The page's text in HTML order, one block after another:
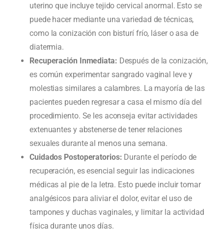
uterino que incluye tejido cervical anormal. Esto se
puede hacer mediante una variedad de técnicas,
como la conización con bisturí frío, láser o asa de
diatermia.
Recuperación Inmediata: Después de la conización,
es común experimentar sangrado vaginal leve y
molestias similares a calambres. La mayoría de las
pacientes pueden regresar a casa el mismo día del
procedimiento. Se les aconseja evitar actividades
extenuantes y abstenerse de tener relaciones
sexuales durante al menos una semana.
Cuidados Postoperatorios: Durante el período de
recuperación, es esencial seguir las indicaciones
médicas al pie de la letra. Esto puede incluir tomar
analgésicos para aliviar el dolor, evitar el uso de
tampones y duchas vaginales, y limitar la actividad
física durante unos días.